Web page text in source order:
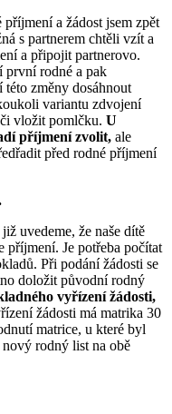
a žádost jsem zpět
s partnerem chtěli vzít a
a připojit partnerovo.
první rodné a pak
změny dosáhnout
variantu zdvojení
vložit pomlčku. U
příjmení zvolit, ale
před rodné příjmení
uvedeme, že naše dítě
příjmení. Je potřeba počítat
Při podání žádosti se
doložit původní rodný
vyřízení žádosti,
žádosti má matrika 30
matrice, u které byl
rodný list na obě